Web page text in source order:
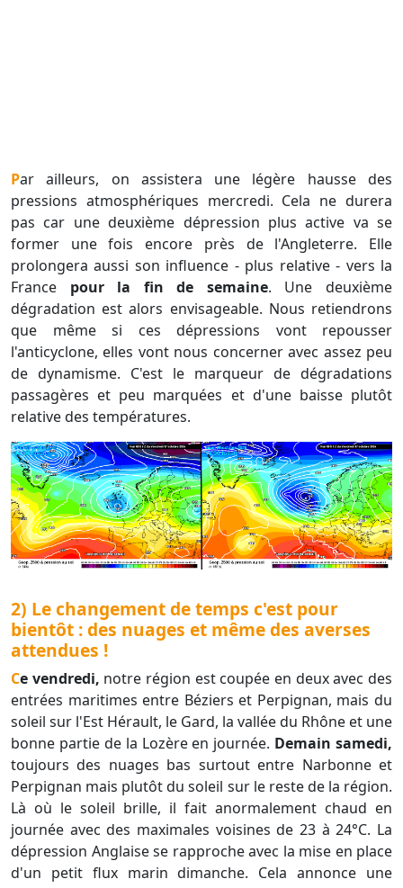
Par ailleurs, on assistera une légère hausse des
pressions atmosphériques mercredi. Cela ne durera
pas car une deuxième dépression plus active va se
former une fois encore près de l'Angleterre. Elle
prolongera aussi son influence - plus relative - vers la
France pour la fin de semaine. Une deuxième
dégradation est alors envisageable. Nous retiendrons
que même si ces dépressions vont repousser
l'anticyclone, elles vont nous concerner avec assez peu
de dynamisme. C'est le marqueur de dégradations
passagères et peu marquées et d'une baisse plutôt
relative des températures.
2) Le changement de temps c'est pour
bientôt : des nuages et même des averses
attendues !
Ce vendredi, notre région est coupée en deux avec des
entrées maritimes entre Béziers et Perpignan, mais du
soleil sur l'Est Hérault, le Gard, la vallée du Rhône et une
bonne partie de la Lozère en journée. Demain samedi,
toujours des nuages bas surtout entre Narbonne et
Perpignan mais plutôt du soleil sur le reste de la région.
Là où le soleil brille, il fait anormalement chaud en
journée avec des maximales voisines de 23 à 24°C. La
dépression Anglaise se rapproche avec la mise en place
d'un petit flux marin dimanche. Cela annonce une